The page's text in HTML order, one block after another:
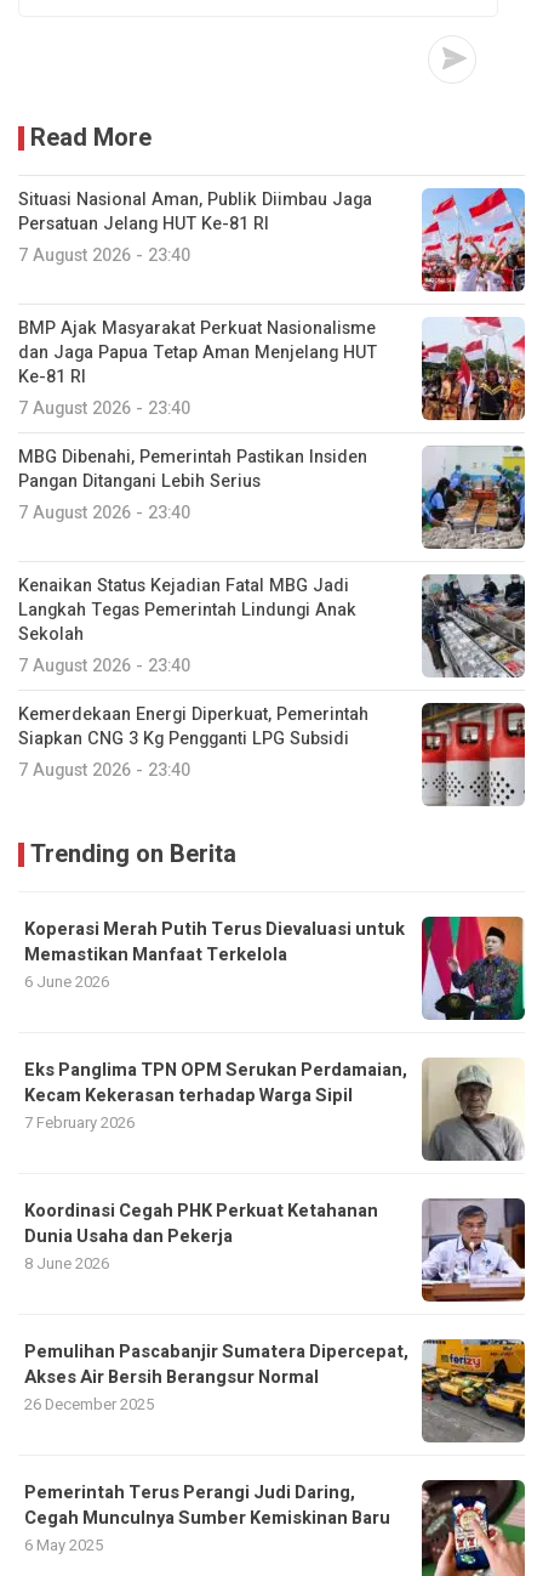
Read More
Situasi Nasional Aman, Publik Diimbau Jaga
Persatuan Jelang HUT Ke-81 RI
7 August 2026 - 23:40
BMP Ajak Masyarakat Perkuat Nasionalisme
dan Jaga Papua Tetap Aman Menjelang HUT
Ke-81 RI
7 August 2026 - 23:40
MBG Dibenahi, Pemerintah Pastikan Insiden
Pangan Ditangani Lebih Serius
7 August 2026 - 23:40
Kenaikan Status Kejadian Fatal MBG Jadi
Langkah Tegas Pemerintah Lindungi Anak
Sekolah
7 August 2026 - 23:40
Kemerdekaan Energi Diperkuat, Pemerintah
Siapkan CNG 3 Kg Pengganti LPG Subsidi
7 August 2026 - 23:40
Trending on Berita
Koperasi Merah Putih Terus Dievaluasi untuk
Memastikan Manfaat Terkelola
6 June 2026
Eks Panglima TPN OPM Serukan Perdamaian,
Kecam Kekerasan terhadap Warga Sipil
7 February 2026
Koordinasi Cegah PHK Perkuat Ketahanan
Dunia Usaha dan Pekerja
8 June 2026
Pemulihan Pascabanjir Sumatera Dipercepat,
Akses Air Bersih Berangsur Normal
26 December 2025
Pemerintah Terus Perangi Judi Daring,
Cegah Munculnya Sumber Kemiskinan Baru
6 May 2025